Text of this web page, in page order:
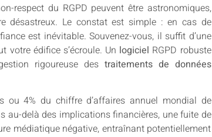
respect du RGPD peuvent être astronomiques,
désastreux. Le constat est simple : en cas de
est inévitable. Souvenez-vous, il suffit d’une
votre édifice s’écroule. Un logiciel RGPD robuste
rigoureuse des traitements de données
ou 4% du chiffre d’affaires annuel mondial de
au-delà des implications financières, une fuite de
médiatique négative, entraînant potentiellement